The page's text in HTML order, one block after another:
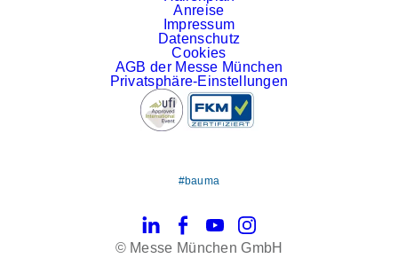
Anreise
Impressum
Datenschutz
Cookies
AGB der Messe München
Privatsphäre-Einstellungen
#bauma
LinkedInFacebookYouTubeInstagram
© Messe München GmbH